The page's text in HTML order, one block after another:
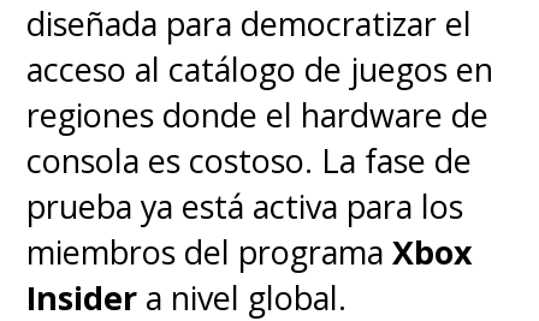
diseñada para democratizar el
acceso al catálogo de juegos en
regiones donde el hardware de
consola es costoso. La fase de
prueba ya está activa para los
miembros del programaXbox
Insider a nivel global.